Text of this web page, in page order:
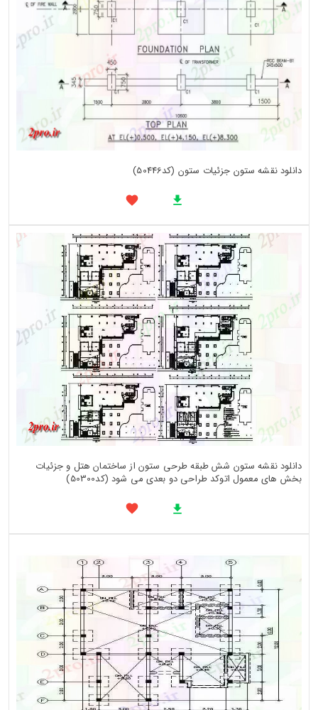
دانلود نقشه ستون جزئیات ستون (کد50446)
دانلود نقشه ستون شش طبقه طرحی ستون از ساختمان هتل و جزئیات
بخش های معمول اتوکد طراحی دو بعدی می شود (کد50300)